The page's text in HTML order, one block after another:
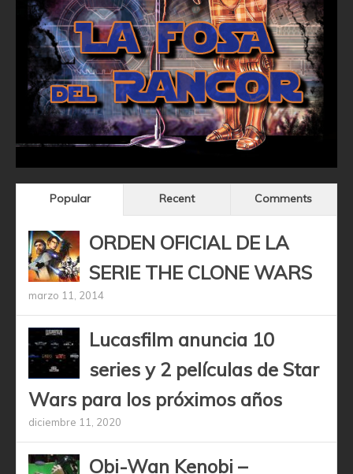
Popular Recent Comments
ORDEN OFICIAL DE LA
SERIE THE CLONE WARS
marzo 11, 2014
Lucasfilm anuncia 10
series y 2 películas de Star
Wars para los próximos años
diciembre 11, 2020
Obi-Wan Kenobi –